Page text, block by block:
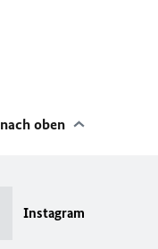
nach oben
Instagram